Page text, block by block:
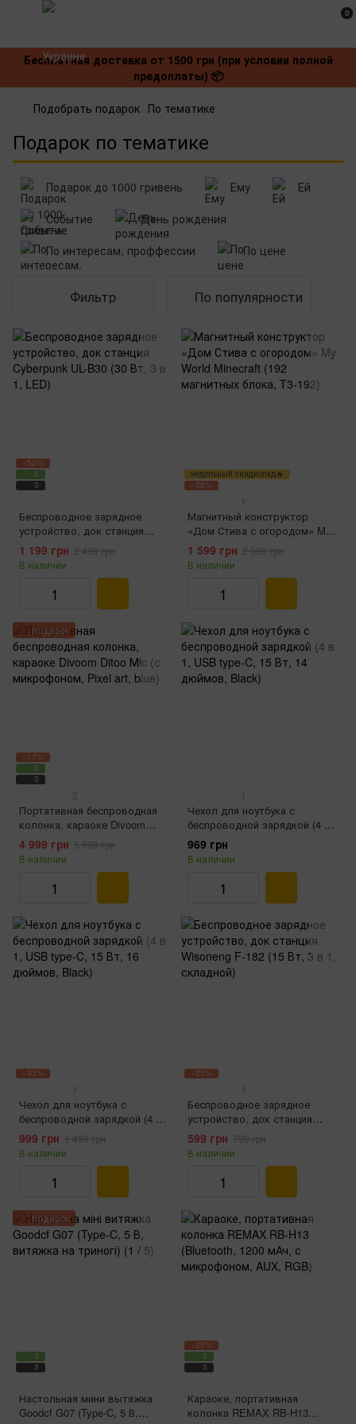
0
Бесплатная доставка от 1500 грн (при условии полной
предоплаты) 📦
Подобрать подарок По тематике
Подарок по тематике
Подарок до 1000 гривень Ему
Ей
Событие
День рождения
По интересам, проффессии
По цене
Фильтр По популярности
−52%
3
3
Беспроводное зарядное
устройство, док станция
Cyberpunk UL-B30 (30 Вт, 3 в
1, LED)
1 199 грн 2 499 грн
В наличии
недельный скидкопад🔥
−38%
1
Магнитный конструктор
«Дом Стива с огородом» My
World Minecraft (192
магнитных блока, T3-192)
1 599 грн 2 599 грн
В наличии
подарок
−17%
3
3
2
Портативная беспроводная
колонка, караоке Divoom
Ditoo Мic (с микрофоном,
Pixel art, blue)
4 999 грн 5 999 грн
В наличии
1
Чехол для ноутбука с
беспроводной зарядкой (4 в
1, USB type-C, 15 Вт, 14
дюймов, Black)
969 грн
В наличии
−33%
1
Чехол для ноутбука с
беспроводной зарядкой (4 в
1, USB type-C, 15 Вт, 16
дюймов, Black)
999 грн 1 499 грн
В наличии
−25%
1
Беспроводное зарядное
устройство, док станция
Wisoneng F-182 (15 Вт, 3 в 1,
складной)
599 грн 799 грн
В наличии
подарок
3
3
Настольная мини вытяжка
Goodcf G07 (Type-C, 5 В,
−25%
3
3
Караоке, портативная
колонка REMAX RB-H13